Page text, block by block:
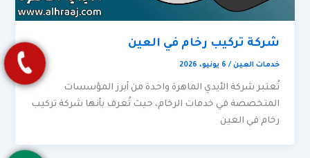
شركة تركيب رخام في العين
خدمات العين / 6 يونيو، 2026
تُعتبر شركة الأيدي الماهرة واحدة من أبرز المؤسسات
المتخصصة في خدمات الرخام، حيث تُعرف بأنها شركة تركيب
رخام في العين